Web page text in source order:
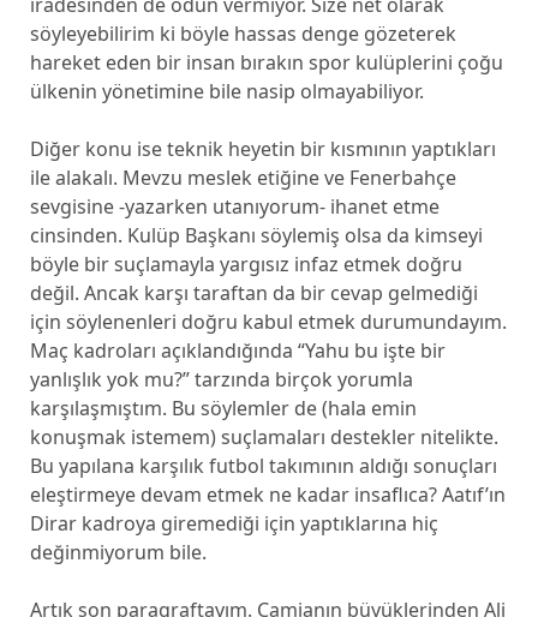
söyleyebilirim ki böyle hassas denge gözeterek
hareket eden bir insan bırakın spor kulüplerini çoğu
ülkenin yönetimine bile nasip olmayabiliyor.
Diğer konu ise teknik heyetin bir kısmının yaptıkları
ile alakalı. Mevzu meslek etiğine ve Fenerbahçe
sevgisine -yazarken utanıyorum- ihanet etme
cinsinden. Kulüp Başkanı söylemiş olsa da kimseyi
böyle bir suçlamayla yargısız infaz etmek doğru
değil. Ancak karşı taraftan da bir cevap gelmediği
için söylenenleri doğru kabul etmek durumundayım.
Maç kadroları açıklandığında “Yahu bu işte bir
yanlışlık yok mu?” tarzında birçok yorumla
karşılaşmıştım. Bu söylemler de (hala emin
konuşmak istemem) suçlamaları destekler nitelikte.
Bu yapılana karşılık futbol takımının aldığı sonuçları
eleştirmeye devam etmek ne kadar insaflıca? Aatıf’ın
Dirar kadroya giremediği için yaptıklarına hiç
değinmiyorum bile.
Artık son paragraftayım. Camianın büyüklerinden Ali